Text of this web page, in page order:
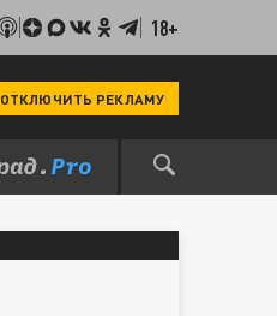
18+
ОТКЛЮЧИТЬ РЕКЛАМУ